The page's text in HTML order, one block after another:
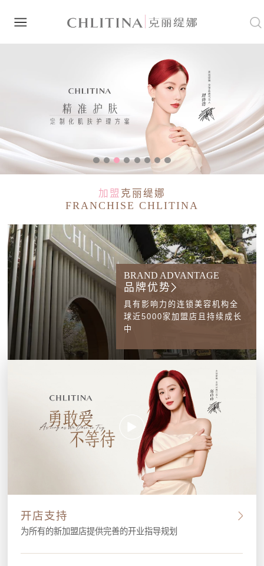
加盟 克丽缇娜
FRANCHISE CHLITINA
BRAND ADVANTAGE
品牌优势
具有影响力的连锁美容机构全
球近5000家加盟店且持续成长
中
开店支持
为所有的新加盟店提供完善的开业指导规划